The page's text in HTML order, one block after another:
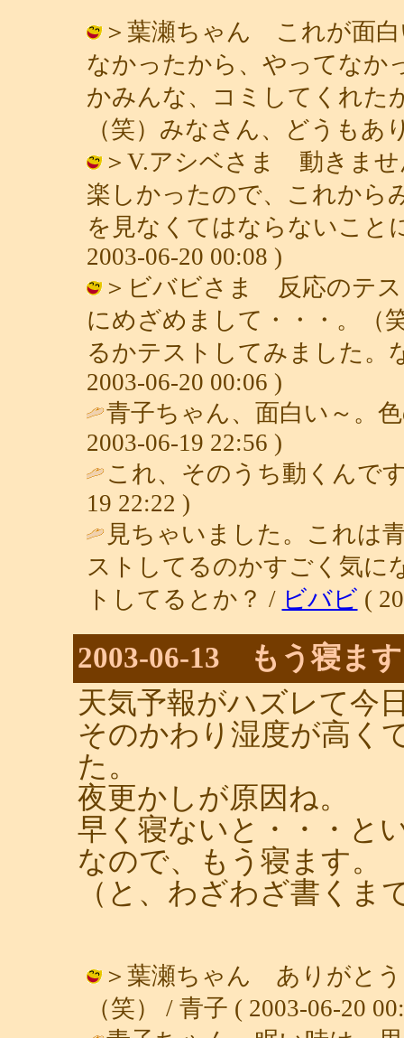
＞葉瀬ちゃん これが面白
なかったから、やってなか
かみんな、コミしてくれた
（笑）みなさん、どうもあ
＞V.アシベさま 動きませ
楽しかったので、これから
を見なくてはならないこと
2003-06-20 00:08 )
＞ビバビさま 反応のテ
にめざめまして・・・。（
るかテストしてみました。
2003-06-20 00:06 )
青子ちゃん、面白い～。
2003-06-19 22:56 )
これ、そのうち動くん
19 22:22 )
見ちゃいました。これは
ストしてるのかすごく気に
トしてるとか？ / ビバビ (
2003-06-13 もう寝ます
天気予報がハズレて今
そのかわり湿度が高く
た。
夜更かしが原因ね。
早く寝ないと・・・と
なので、もう寝ます。
（と、わざわざ書くま
＞葉瀬ちゃん ありがと
（笑） / 青子 ( 2003-06-20